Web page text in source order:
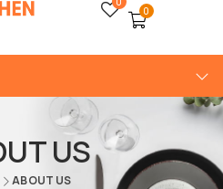
0
US
ABOUT US